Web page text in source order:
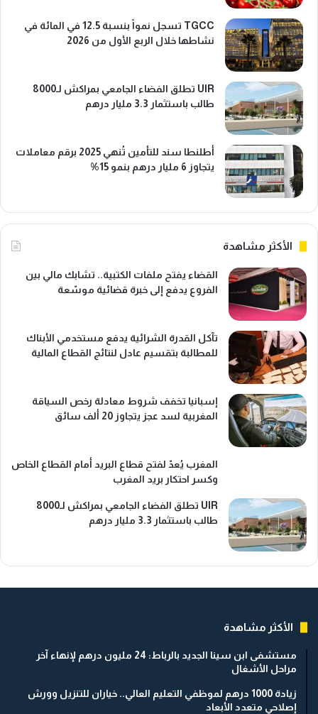
TGCC تسجل نمواً بنسبة 12.5 في المائة في
نشاطها خلال الربع الأول من 2026
UIR تطلق الفضاء الجامعي بمراكش لـ8000
طالب باستثمار 3.3 مليار درهم
أطلنطا سند للتأمين تُنهي 2025 برقم معاملات
يتجاوز 6 مليار درهم بنمو 15%
الأكثر مشاهدة
القضاء يفتح ملفات الكتبية.. تشابك مالي بين
الفروع يدفع إلى خبرة قضائية موسّعة
تآكل القدرة الشرائية يدفع مستخدمي الأبناك
للمطالبة بتقسيم عادل لنتائج القطاع المالية
إسبانيا تخفف شروط معادلة رخص السياقة
المغربية لسد عجز يتجاوز 20 ألف سائق
المغرب يُعدّ لفتح قطاع البريد أمام القطاع الخاص
وكسر احتكار بريد المغرب
UIR تطلق الفضاء الجامعي بمراكش لـ8000
طالب باستثمار 3.3 مليار درهم
الأكثر مشاهدة
مستشفى ابن سينا الجديد بالرباط: 24 مليون درهم لإنهاء آخر
مراحل الأشغال
زيادة 1000 درهم لموظفي التعليم العالي.. خياران للتنزيل وورش
إصلاحي متعدد الأبعاد